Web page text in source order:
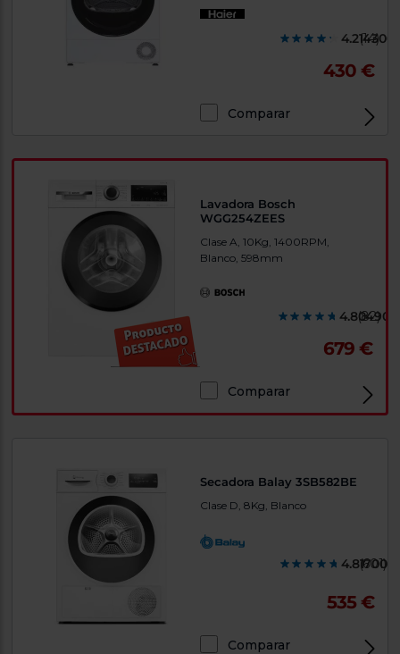
(14)
430 €
Comparar
Lavadora Bosch
WGG254ZEES
Clase A, 10Kg, 1400RPM,
Blanco, 598mm
(82)
679 €
Comparar
Secadora Balay 3SB582BE
Clase D, 8Kg, Blanco
(601)
535 €
Comparar